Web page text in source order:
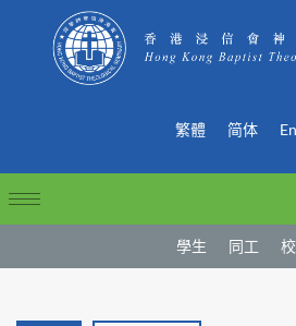
繁體 简体
學生 同工